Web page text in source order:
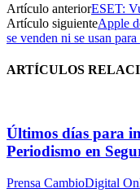
Artículo anteriorESET:
Artículo siguienteApple
se venden ni se usan
ARTÍCULOS
Últimos días para
Periodismo en
Prensa CambioDigital